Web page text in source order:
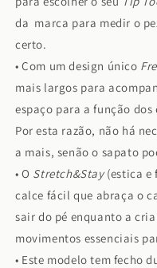
da marca para medir o
certo.
•Com um design único
mais largos para
espaço para a função
Por esta razão, não há
a mais, senão o sapato
•O Stretch&Stay (estica e
calce fácil que abraça o
sair do pé enquanto a
movimentos essenciais
• Este modelo tem fecho